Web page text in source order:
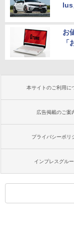
lus
お
本サイトのご利用に
広告掲載のご案
プライバシーポリ
インプレスグル